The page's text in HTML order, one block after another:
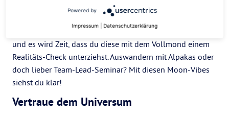
noch deins? Wäre das Studium der Kristallografie doch
was für dich? Und was ist eigentlich aus deiner Yoga-
LehrerIn-Ausbildung geworden? Fragen über Fragen –
und es wird Zeit, dass du diese mit dem Vollmond einem
Realitäts-Check unterziehst. Auswandern mit Alpakas oder
doch lieber Team-Lead-Seminar? Mit diesen Moon-Vibes
siehst du klar!
Vertraue dem Universum
Powered by
Impressum Datenschutzerklärung